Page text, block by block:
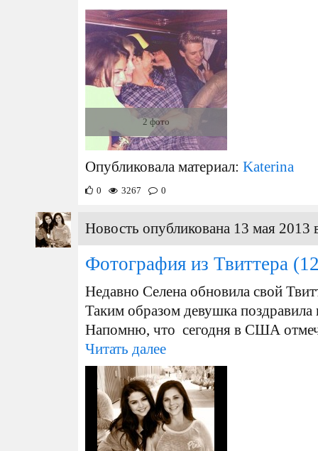
2 фото
Опубликовала материал: Katerina
0 3267 0
Новость опубликована 13 мая 2013
Фотография из Твиттера
Недавно Селена обновила свой
Таким образом девушка поздравила
Напомню, что сегодня в США
Читать далее